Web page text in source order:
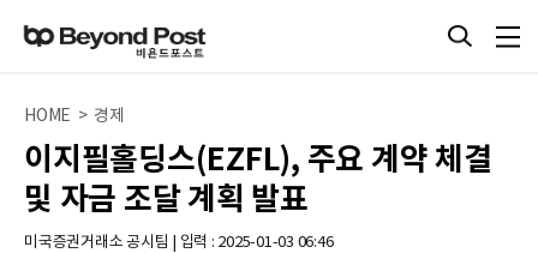
HOME > 경제
이지필홀딩스(EZFL), 주요 계약 체결
및 자금 조달 계획 발표
미국증권거래소 공시팀 | 입력 : 2025-01-03 06:46